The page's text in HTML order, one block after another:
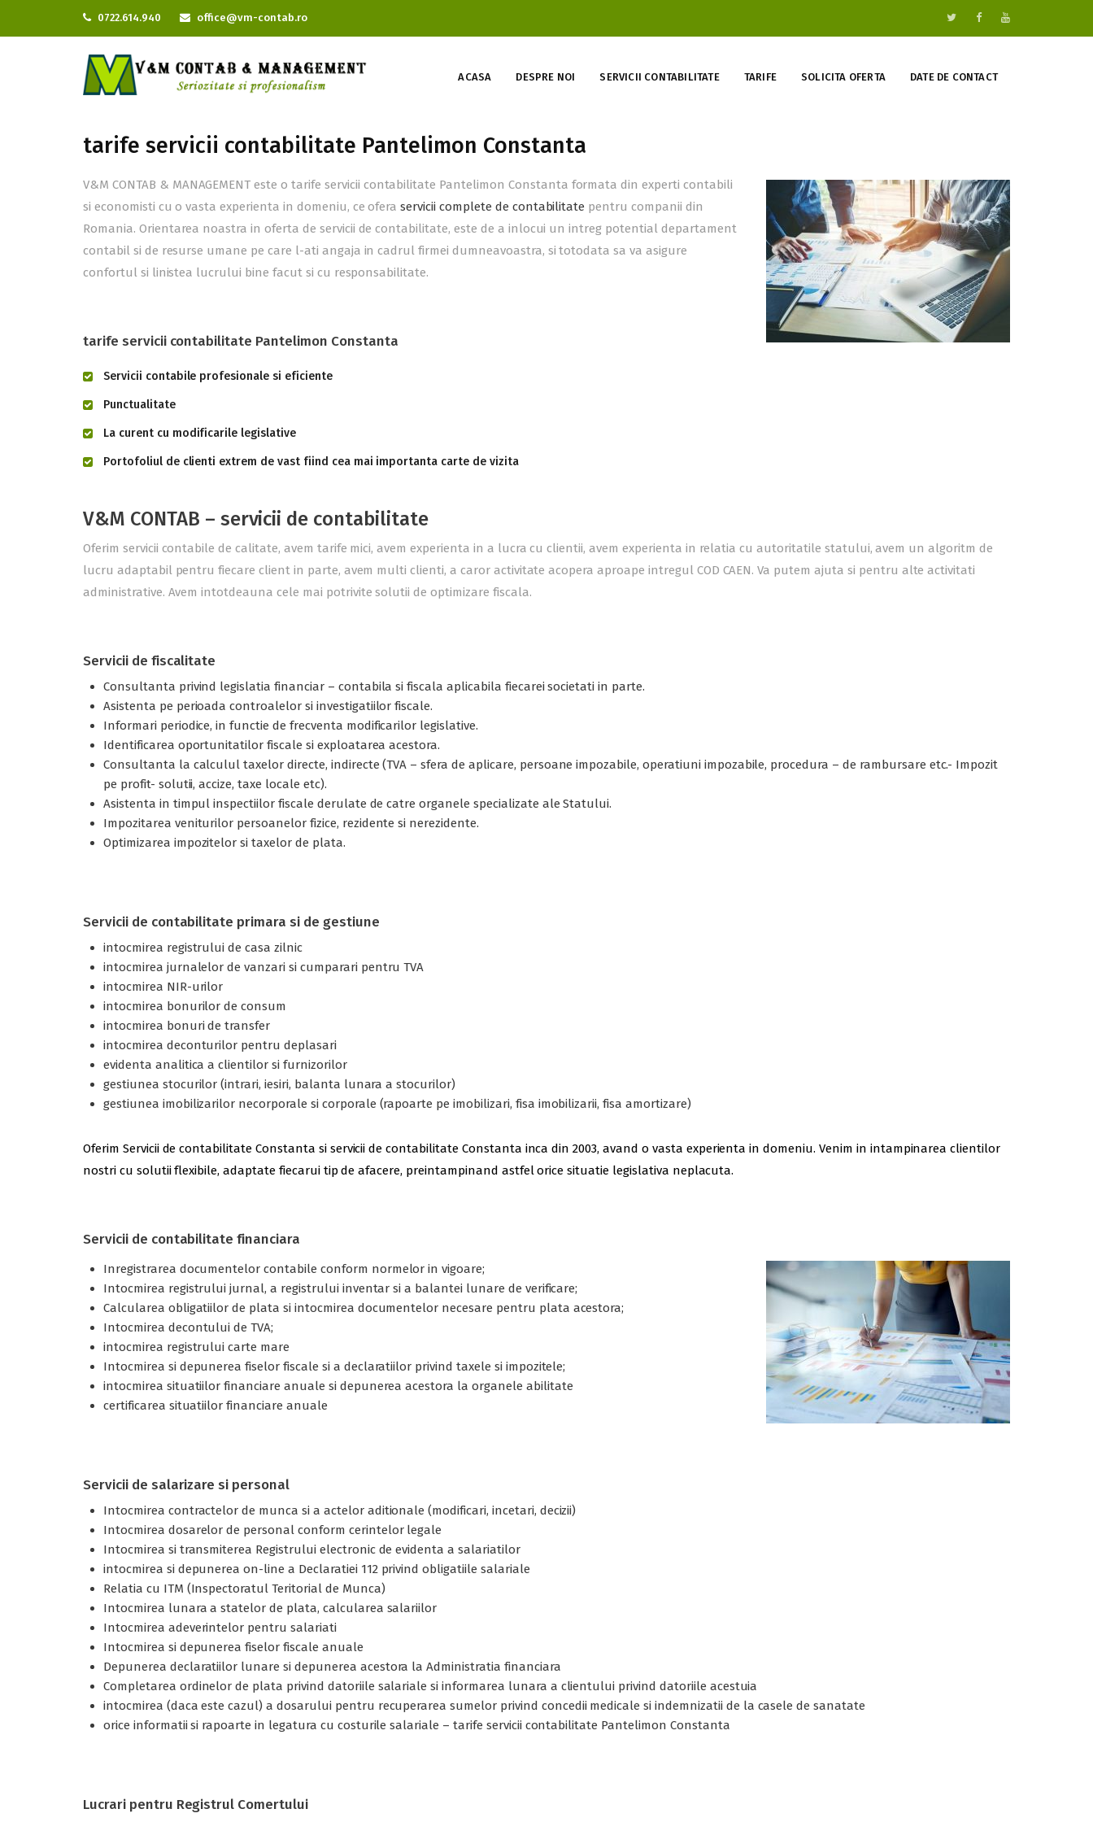
0722.614.940 office@vm-contab.ro
ACASA DESPRE NOI SERVICII CONTABILITATE TARIFE SOLICITA OFERTA DATE DE CONTACT
tarife servicii contabilitate Pantelimon Constanta
V&M CONTAB & MANAGEMENT este o tarife servicii contabilitate Pantelimon Constanta formata din experti contabili
si economisti cu o vasta experienta in domeniu, ce oferaservicii complete de contabilitate pentru companii din
Romania. Orientarea noastra in oferta de servicii de contabilitate, este de a inlocui un intreg potential departament
contabil si de resurse umane pe care l-ati angaja in cadrul firmei dumneavoastra, si totodata sa va asigure
confortul si linistea lucrului bine facut si cu responsabilitate.
tarife servicii contabilitate Pantelimon Constanta
Servicii contabile profesionale si eficiente
Punctualitate
La curent cu modificarile legislative
Portofoliul de clienti extrem de vast fiind cea mai importanta carte de vizita
V&M CONTAB – servicii de contabilitate
Oferim servicii contabile de calitate, avem tarife mici, avem experienta in a lucra cu clientii, avem experienta in relatia cu autoritatile statului, avem un algoritm de
lucru adaptabil pentru fiecare client in parte, avem multi clienti, a caror activitate acopera aproape intregul COD CAEN. Va putem ajuta si pentru alte activitati
administrative. Avem intotdeauna cele mai potrivite solutii de optimizare fiscala.
Servicii de fiscalitate
Consultanta privind legislatia financiar – contabila si fiscala aplicabila fiecarei societati in parte.
Asistenta pe perioada controalelor si investigatiilor fiscale.
Informari periodice, in functie de frecventa modificarilor legislative.
Identificarea oportunitatilor fiscale si exploatarea acestora.
Consultanta la calculul taxelor directe, indirecte (TVA – sfera de aplicare, persoane impozabile, operatiuni impozabile, procedura – de rambursare etc.- Impozit
pe profit- solutii, accize, taxe locale etc).
Asistenta in timpul inspectiilor fiscale derulate de catre organele specializate ale Statului.
Impozitarea veniturilor persoanelor fizice, rezidente si nerezidente.
Optimizarea impozitelor si taxelor de plata.
Servicii de contabilitate primara si de gestiune
intocmirea registrului de casa zilnic
intocmirea jurnalelor de vanzari si cumparari pentru TVA
intocmirea NIR-urilor
intocmirea bonurilor de consum
intocmirea bonuri de transfer
intocmirea deconturilor pentru deplasari
evidenta analitica a clientilor si furnizorilor
gestiunea stocurilor (intrari, iesiri, balanta lunara a stocurilor)
gestiunea imobilizarilor necorporale si corporale (rapoarte pe imobilizari, fisa imobilizarii, fisa amortizare)
Oferim Servicii de contabilitate Constanta si servicii de contabilitate Constanta inca din 2003, avand o vasta experienta in domeniu. Venim in intampinarea clientilor
nostri cu solutii flexibile, adaptate fiecarui tip de afacere, preintampinand astfel orice situatie legislativa neplacuta.
Servicii de contabilitate financiara
Inregistrarea documentelor contabile conform normelor in vigoare;
Intocmirea registrului jurnal, a registrului inventar si a balantei lunare de verificare;
Calcularea obligatiilor de plata si intocmirea documentelor necesare pentru plata acestora;
Intocmirea decontului de TVA;
intocmirea registrului carte mare
Intocmirea si depunerea fiselor fiscale si a declaratiilor privind taxele si impozitele;
intocmirea situatiilor financiare anuale si depunerea acestora la organele abilitate
certificarea situatiilor financiare anuale
Servicii de salarizare si personal
Intocmirea contractelor de munca si a actelor aditionale (modificari, incetari, decizii)
Intocmirea dosarelor de personal conform cerintelor legale
Intocmirea si transmiterea Registrului electronic de evidenta a salariatilor
intocmirea si depunerea on-line a Declaratiei 112 privind obligatiile salariale
Relatia cu ITM (Inspectoratul Teritorial de Munca)
Intocmirea lunara a statelor de plata, calcularea salariilor
Intocmirea adeverintelor pentru salariati
Intocmirea si depunerea fiselor fiscale anuale
Depunerea declaratiilor lunare si depunerea acestora la Administratia financiara
Completarea ordinelor de plata privind datoriile salariale si informarea lunara a clientului privind datoriile acestuia
intocmirea (daca este cazul) a dosarului pentru recuperarea sumelor privind concedii medicale si indemnizatii de la casele de sanatate
orice informatii si rapoarte in legatura cu costurile salariale – tarife servicii contabilitate Pantelimon Constanta
Lucrari pentru Registrul Comertului